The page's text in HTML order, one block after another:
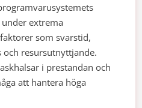
extrema
som svarstid,
resursutnyttjande.
i prestandan och
att hantera höga